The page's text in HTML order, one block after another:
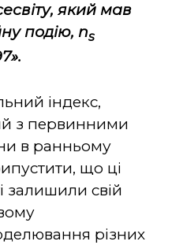
який мав
подію, ns
індекс,
з первинними
в ранньому
що ці
залишили свій
різних